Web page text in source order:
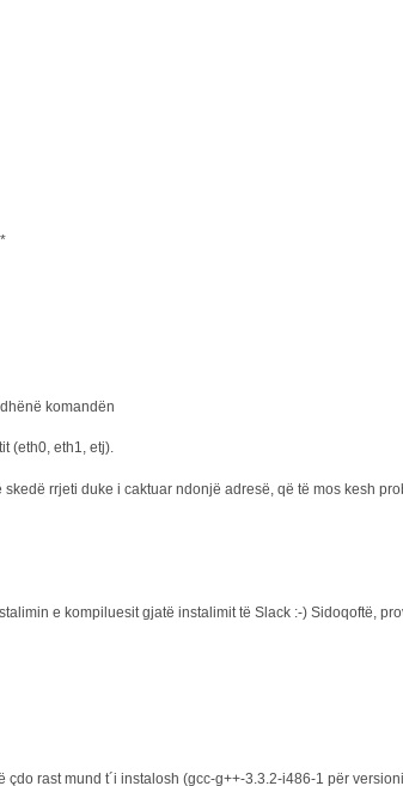
komandën
(eth0, eth1, etj).
rrjeti duke i caktuar ndonjë adresë, që të mos kesh
e kompiluesit gjatë instalimit të Slack :-) Sidoqoftë,
rast mund t´i instalosh (gcc-g++-3.3.2-i486-1 për